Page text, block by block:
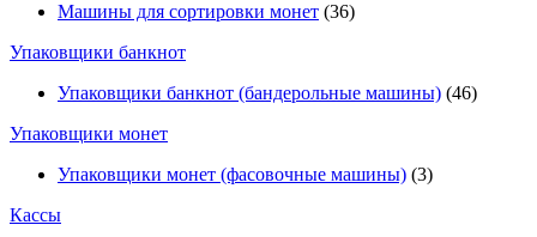
Машины для сортировки монет (36)
Упаковщики банкнот
Упаковщики банкнот (бандерольные машины) (46)
Упаковщики монет
Упаковщики монет (фасовочные машины) (3)
Кассы